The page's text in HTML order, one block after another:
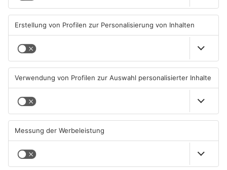
zwischen Hösbach und
Stockstadt
ASCHAFFENBURG
Wenigumstadt feiert das
Stöffche